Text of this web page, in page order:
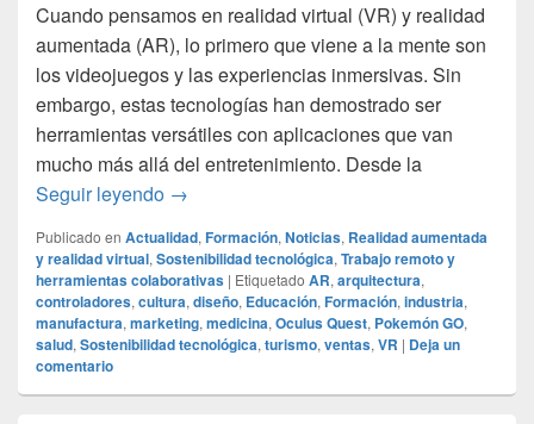
Cuando pensamos en realidad virtual (VR) y realidad
aumentada (AR), lo primero que viene a la mente son
los videojuegos y las experiencias inmersivas. Sin
embargo, estas tecnologías han demostrado ser
herramientas versátiles con aplicaciones que van
mucho más allá del entretenimiento. Desde la
Seguir leyendo Realidad virtual y aumentada:
→
Publicado en Actualidad, Formación, Noticias, Realidad aumentada
y realidad virtual, Sostenibilidad tecnológica, Trabajo remoto y
herramientas colaborativas | Etiquetado AR, arquitectura,
controladores, cultura, diseño, Educación, Formación, industria,
manufactura, marketing, medicina, Oculus Quest, Pokemón GO,
salud, Sostenibilidad tecnológica, turismo, ventas, VR | Deja un
comentario